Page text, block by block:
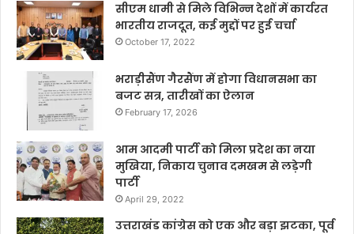
सीएम धामी से मिले विभिन्न देशों में कार्यरत
भारतीय राजदूत, कई मुद्दों पर हुई चर्चा
October 17, 2022
भराड़ीसैंण गैरसैंण में होगा विधानसभा का
बजट सत्र, तारीखों का ऐलान
February 17, 2026
आम आदमी पार्टी को मिला प्रदेश का नया
मुखिया, निकाय चुनाव दमखम से लड़ेगी
पार्टी
April 29, 2022
उत्तराखंड कांग्रेस को एक और बड़ा झटका, पूर्व